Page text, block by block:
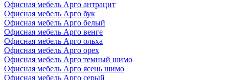
Офисная мебель Арго антрацит
Офисная мебель Арго бук
Офисная мебель Арго белый
Офисная мебель Арго венге
Офисная мебель Арго ольха
Офисная мебель Арго орех
Офисная мебель Арго темный шимо
Офисная мебель Арго ясень шимо
Офисная мебель Арго серый